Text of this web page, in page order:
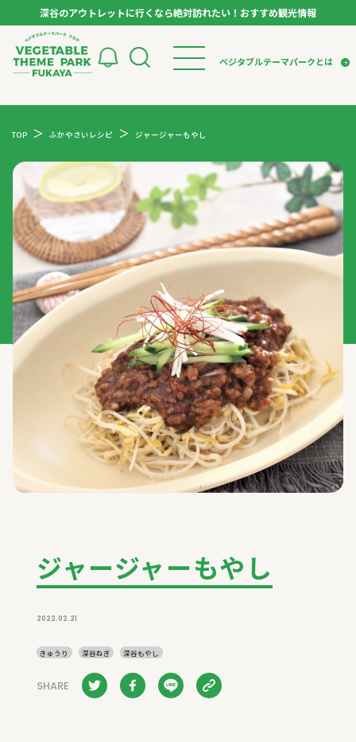
深谷のアウトレットに行くなら絶対訪れたい！おすすめ観光情報
ベジタブルテーマパークとは
スポット
イベント
体験
特集記事
ベジタブルテーマパークとは
VTPキャストミーティング
市長インタビュー
生産者インタビュー
アンバサダー
お役立ち情報
レシピ集
TOP ふかやさいレシピ ジャージャーもやし
ジャージャーもやし
2022.02.21
きゅうり 深谷ねぎ 深谷もやし
SHARE